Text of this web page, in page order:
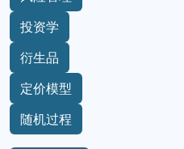
投资学
衍生品
定价模型
随机过程